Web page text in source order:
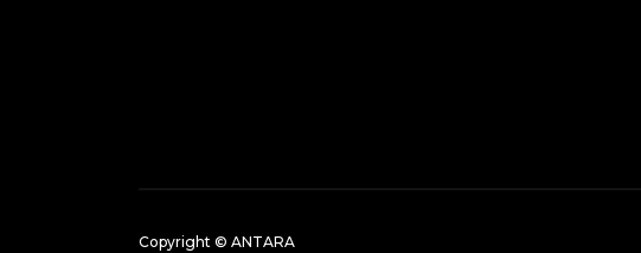
Copyright © ANTARA